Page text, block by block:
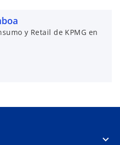
y Retail de KPMG en